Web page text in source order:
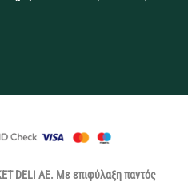
DELI ΑΕ. Με επιφύλαξη παντός